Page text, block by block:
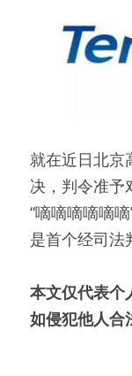
就在近日北京
决，判令准予
“嘀嘀嘀嘀嘀
是首个经司法
本文仅代表个
如侵犯他人合